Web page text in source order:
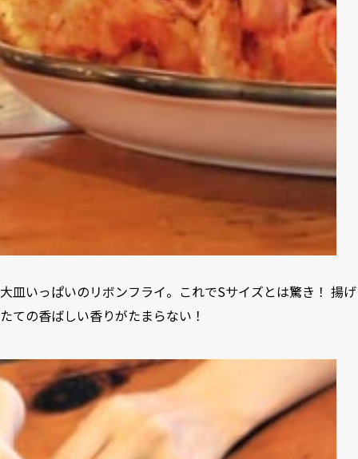
大皿いっぱいのリボンフライ。これでSサイズとは驚き！ 揚げ
たての香ばしい香りがたまらない！